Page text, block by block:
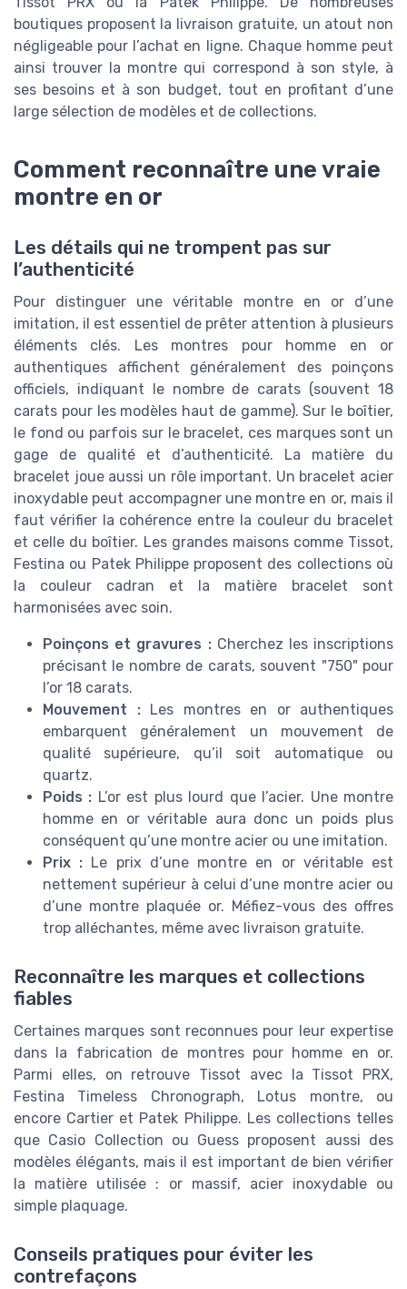
boutiques proposent la livraison gratuite, un atout non
négligeable pour l’achat en ligne. Chaque homme peut
ainsi trouver la montre qui correspond à son style, à
ses besoins et à son budget, tout en profitant d’une
large sélection de modèles et de collections.
Comment reconnaître une vraie
montre en or
Les détails qui ne trompent pas sur
l’authenticité
Pour distinguer une véritable montre en or d’une
imitation, il est essentiel de prêter attention à plusieurs
éléments clés. Les montres pour homme en or
authentiques affichent généralement des poinçons
officiels, indiquant le nombre de carats (souvent 18
carats pour les modèles haut de gamme). Sur le boîtier,
le fond ou parfois sur le bracelet, ces marques sont un
gage de qualité et d’authenticité. La matière du
bracelet joue aussi un rôle important. Un bracelet acier
inoxydable peut accompagner une montre en or, mais il
faut vérifier la cohérence entre la couleur du bracelet
et celle du boîtier. Les grandes maisons comme Tissot,
Festina ou Patek Philippe proposent des collections où
la couleur cadran et la matière bracelet sont
harmonisées avec soin.
Poinçons et gravures :Cherchez les inscriptions
précisant le nombre de carats, souvent "750" pour
l’or 18 carats.
Mouvement :Les montres en or authentiques
embarquent généralement un mouvement de
qualité supérieure, qu’il soit automatique ou
quartz.
Poids : L’or est plus lourd que l’acier. Une montre
homme en or véritable aura donc un poids plus
conséquent qu’une montre acier ou une imitation.
Prix : Le prix d’une montre en or véritable est
nettement supérieur à celui d’une montre acier ou
d’une montre plaquée or. Méfiez-vous des offres
trop alléchantes, même avec livraison gratuite.
Reconnaître les marques et collections
fiables
Certaines marques sont reconnues pour leur expertise
dans la fabrication de montres pour homme en or.
Parmi elles, on retrouve Tissot avec la Tissot PRX,
Festina Timeless Chronograph, Lotus montre, ou
encore Cartier et Patek Philippe. Les collections telles
que Casio Collection ou Guess proposent aussi des
modèles élégants, mais il est important de bien vérifier
la matière utilisée : or massif, acier inoxydable ou
simple plaquage.
Conseils pratiques pour éviter les
contrefaçons